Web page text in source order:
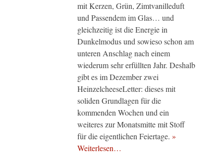
mit Kerzen, Grün, Zimtvanilleduft
und Passendem im Glas… und
gleichzeitig ist die Energie in
Dunkelmodus und sowieso schon am
unteren Anschlag nach einem
wiederum sehr erfüllten Jahr. Deshalb
gibt es im Dezember zwei
HeinzelcheeseLetter: dieses mit
soliden Grundlagen für die
kommenden Wochen und ein
weiteres zur Monatsmitte mit Stoff
für die eigentlichen Feiertage. »
Weiterlesen…